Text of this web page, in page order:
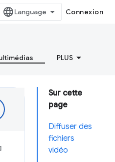
Connexion
PLUS
Sur cette
page
Diffuser des
fichiers
vidéo